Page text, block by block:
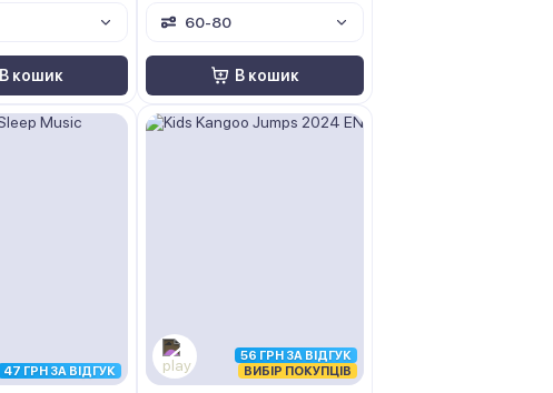
В кошик
60-80
В кошик
47 ГРН ЗА ВІДГУК
56 ГРН ЗА ВІДГУК
ВИБІР ПОКУПЦІВ